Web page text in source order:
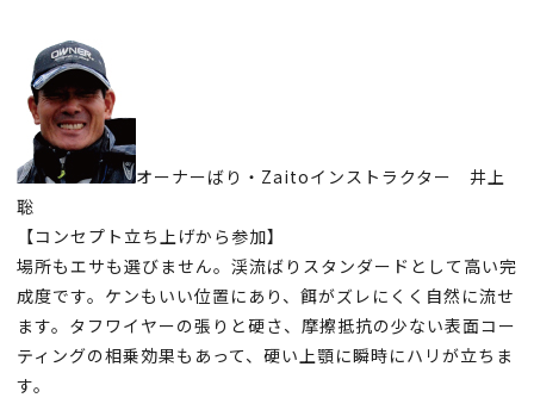
オーナーばり・Zaitoインストラクター 井上
聡
【コンセプト立ち上げから参加】
場所もエサも選びません。渓流ばりスタンダードとして高い完
成度です。ケンもいい位置にあり、餌がズレにくく自然に流せ
ます。タフワイヤーの張りと硬さ、摩擦抵抗の少ない表面コー
ティングの相乗効果もあって、硬い上顎に瞬時にハリが立ちま
す。